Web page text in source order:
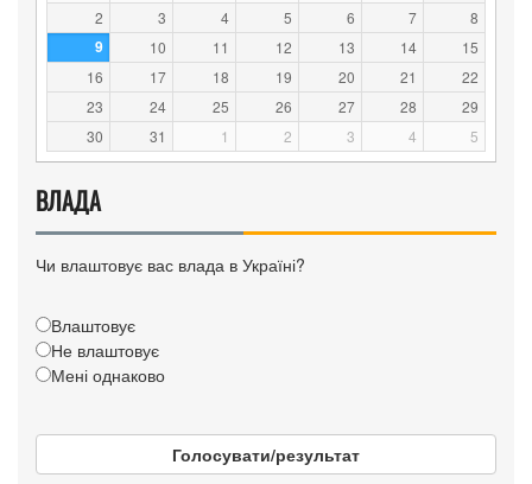
2
3 4 5 6 7 8
9 10 11 12 13 14
15
16
17 18 19 20 21
22
23
24 25 26 27 28
29
30
31 1 2 3 4 5
ВЛАДА
Чи влаштовує вас влада в Україні?
Влаштовує
Не влаштовує
Мені однаково
Голосувати/результат